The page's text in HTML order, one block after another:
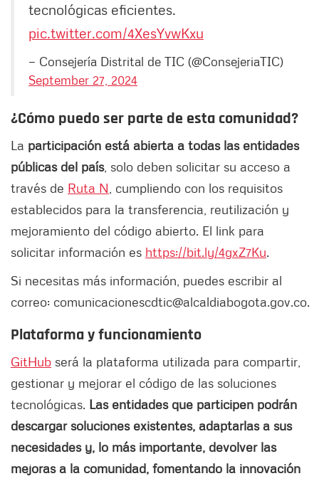
tecnológicas eficientes.
pic.twitter.com/4XesYvwKxu
— Consejería Distrital de TIC (@ConsejeriaTIC)
September 27, 2024
¿Cómo puedo ser parte de esta comunidad?
La participación está abierta a todas las entidades
públicas del país, solo deben solicitar su acceso a
través de Ruta N , cumpliendo con los requisitos
establecidos para la transferencia, reutilización y
mejoramiento del código abierto. El link para
solicitar información es https://bit.ly/4gxZ7Ku.
Si necesitas más información, puedes escribir al
correo: comunicacionescdtic@alcaldiabogota.gov.co.
Plataforma y funcionamiento
GitHub será la plataforma utilizada para compartir,
gestionar y mejorar el código de las soluciones
tecnológicas. Las entidades que participen podrán
descargar soluciones existentes, adaptarlas a sus
necesidades y, lo más importante, devolver las
mejoras a la comunidad, fomentando la innovación